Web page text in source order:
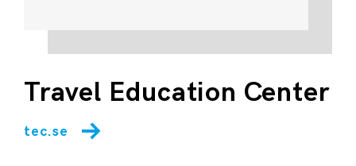
Travel Education Center
tec.se